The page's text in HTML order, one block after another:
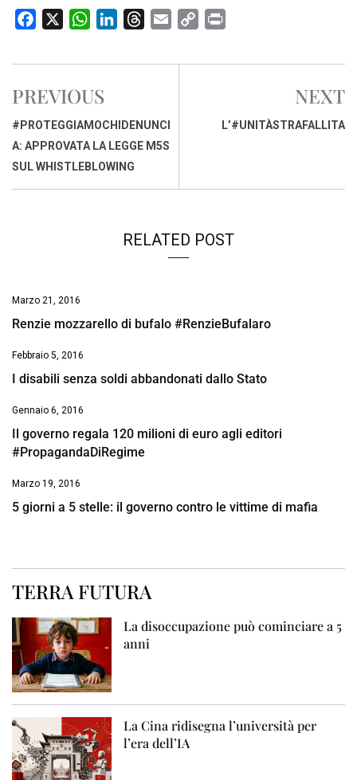
c
b
o
o
k
W
a
s
A
p
p
n
d
I
n
r
d
s
a
p
i
PREVIOUS
#PROTEGGIAMOCHIDENUNCI
A: APPROVATA LA LEGGE M5S
SUL WHISTLEBLOWING
NEXT
L’#UNITÀSTRAFALLITA
RELATED POST
Marzo 21, 2016
Renzie mozzarello di bufalo #RenzieBufalaro
Febbraio 5, 2016
I disabili senza soldi abbandonati dallo Stato
Gennaio 6, 2016
Il governo regala 120 milioni di euro agli editori
#PropagandaDiRegime
Marzo 19, 2016
5 giorni a 5 stelle: il governo contro le vittime di mafia
TERRA FUTURA
La disoccupazione può cominciare a 5
anni
La Cina ridisegna l’università per
l’era dell’IA